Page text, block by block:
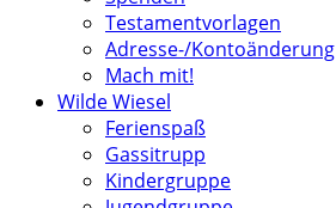
Testamentvorlagen
Adresse-/Kontoänderung
Mach mit!
Wilde Wiesel
Ferienspaß
Gassitrupp
Kindergruppe